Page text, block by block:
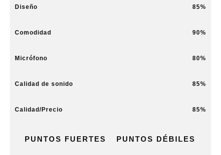
Diseño 85
Comodidad 90
Micrófono 80
Calidad de sonido 85
Calidad/Precio 85
PUNTOS FUERTES PUNTOS DÉBILES